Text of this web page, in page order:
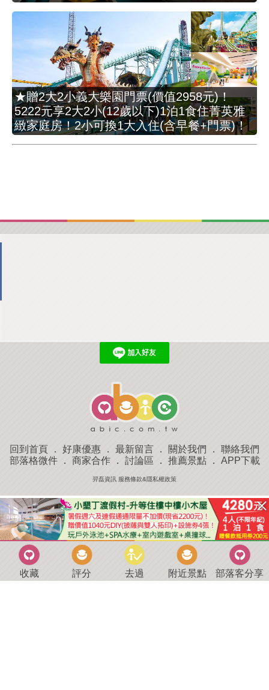
★贈2大2小義大樂園門票(價值2958元)！
5222元享2大2小(12歲以下)1泊1食住菁英雅
緻家庭房！2小可換1大入住(含早餐+門票)！
回到首頁 ． 好康優惠 ． 最新留言 ． 關於我們 ． 聯絡我們
部落格微件． 商家合作． 討論區 ． 推薦景點． APP下載
羿磊資訊 服務條款&隱私權政策
收藏 評分 去過 附近景點 部落客分享